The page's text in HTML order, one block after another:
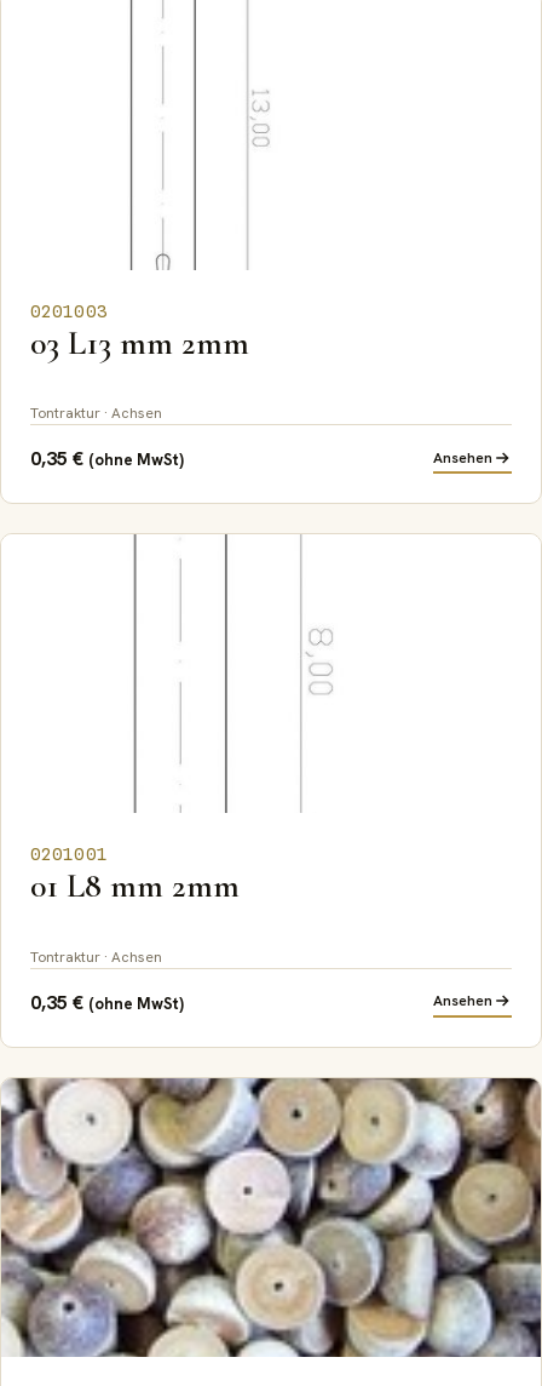
0201003
03 L13 mm 2mm
Tontraktur · Achsen
0,35 € (ohne MwSt) Ansehen
0201001
01 L8 mm 2mm
Tontraktur · Achsen
0,35 € (ohne MwSt) Ansehen